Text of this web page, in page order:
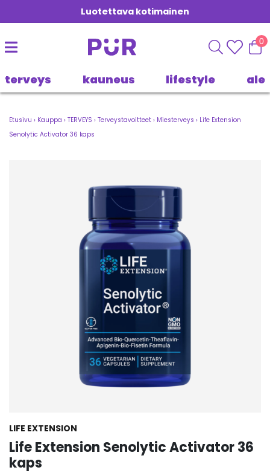
Luotettava kotimainen
0
terveys kauneus lifestyle ale
Etusivu › Kauppa › TERVEYS › Terveystavoitteet › Miesterveys › Life Extension
Senolytic Activator 36 kaps
LIFE EXTENSION
Life Extension Senolytic Activator 36
kaps